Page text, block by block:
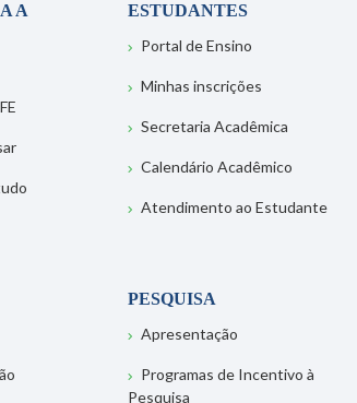
A
ESTUDANTES
Portal de Ensino
Minhas inscrições
Secretaria Acadêmica
Calendário Acadêmico
Atendimento ao Estudante
PESQUISA
Apresentação
Programas de Incentivo à
Pesquisa